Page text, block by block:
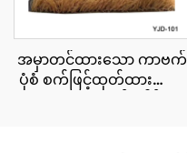
အမှာတင်ထားသော ကာဗက်
ပုံစံ စက်ဖြင့်ထုတ်ထားသော